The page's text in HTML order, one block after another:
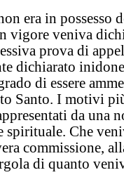
era in possesso
vigore veniva
prova di
dichiarato
di essere
Santo. I motivi
da una
spirituale. Che
commissione,
di quanto